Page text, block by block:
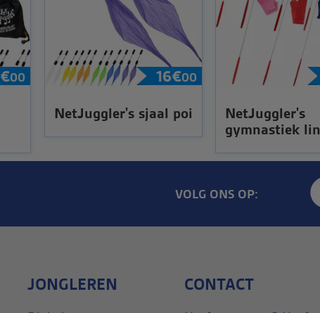
€00 16€00
NetJuggler's sjaal poi
NetJuggler's
gymnastiek
VOLG ONS OP:
JONGLEREN CONTACT